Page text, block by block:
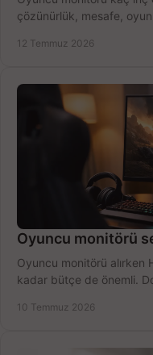
çözünürlük, mesafe,
12 Temmuz 2026
Oyuncu monitörü
Oyuncu monitörü
kadar bütçe de önemli.
10 Temmuz 2026